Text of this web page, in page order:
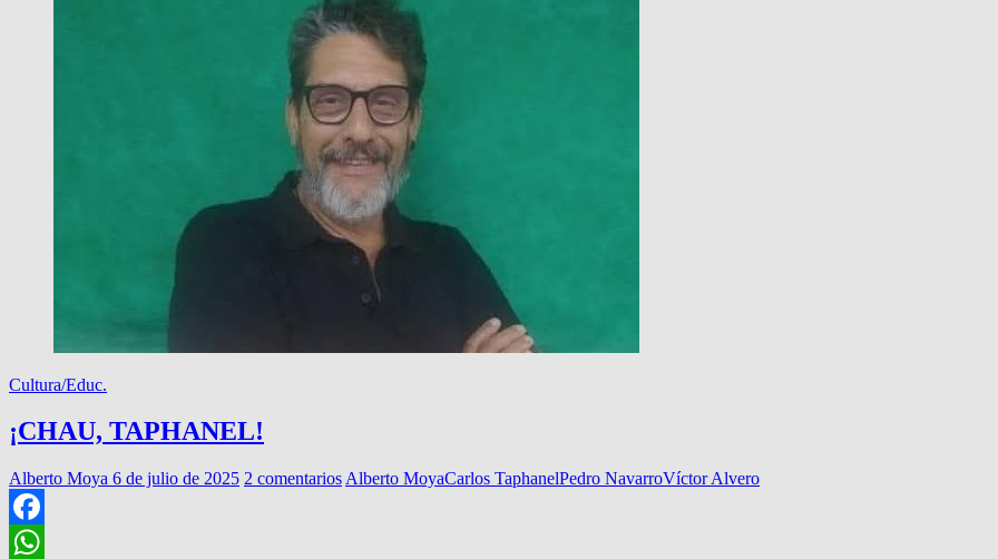
Cultura/Educ.
¡CHAU, TAPHANEL!
Alberto Moya 6 de julio de 2025 2 comentarios Alberto MoyaCarlos TaphanelPedro NavarroVíctor Alvero
Facebook